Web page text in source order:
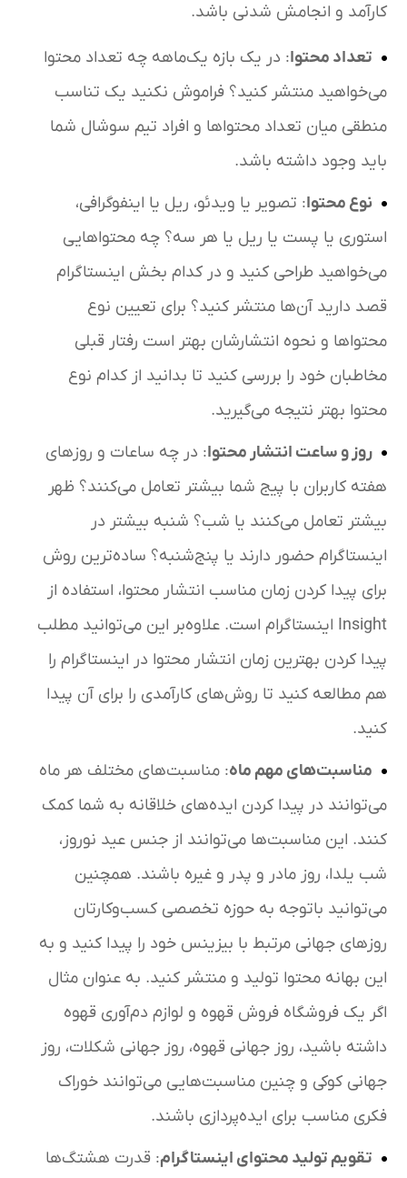
کارآمد و انجامش شدنی باشد.
تعداد محتوا: در یک بازه یک‌ماهه چه تعداد محتوا
می‌خواهید منتشر کنید؟ فراموش نکنید یک تناسب
منطقی میان تعداد محتواها و افراد تیم سوشال شما
باید وجود داشته باشد.
نوع محتوا: تصویر یا ویدئو، ریل یا اینفوگرافی،
استوری یا پست یا ریل یا هر سه؟ چه محتواهایی
می‌خواهید طراحی کنید و در کدام بخش اینستاگرام
قصد دارید آن‌ها منتشر کنید؟ برای تعیین نوع
محتواها و نحوه انتشارشان بهتر است رفتار قبلی
مخاطبان خود را بررسی کنید تا بدانید از کدام نوع
محتوا بهتر نتیجه می‌گیرید.
روز و ساعت انتشار محتوا: در چه ساعات و روزهای
هفته کاربران با پیج شما بیشتر تعامل می‌کنند؟ ظهر
بیشتر تعامل می‌کنند یا شب؟ شنبه بیشتر در
اینستاگرام حضور دارند یا پنج‌شنبه؟ ساده‌ترین روش
برای پیدا کردن زمان مناسب انتشار محتوا، استفاده از
Insight اینستاگرام است. علاوه‌بر این می‌توانید مطلب
پیدا کردن بهترین زمان انتشار محتوا در اینستاگرام را
هم مطالعه کنید تا روش‌های کارآمدی را برای آن پیدا
کنید.
مناسبت‌های مهم ماه: مناسبت‌های مختلف هر ماه
می‌توانند در پیدا کردن ایده‌های خلاقانه به شما کمک
کنند. این مناسبت‌ها می‌توانند از جنس عید نوروز،
شب یلدا، روز مادر و پدر و غیره باشند. همچنین
می‌توانید باتوجه به حوزه تخصصی کسب‌وکارتان
روزهای جهانی مرتبط با بیزینس خود را پیدا کنید و به
این بهانه محتوا تولید و منتشر کنید. به عنوان مثال
اگر یک فروشگاه فروش قهوه و لوازم دم‌آوری قهوه
داشته باشید، روز جهانی قهوه، روز جهانی شکلات، روز
جهانی کوکی و چنین مناسبت‌هایی می‌توانند خوراک
فکری مناسب برای ایده‌پردازی باشند.
تقویم تولید محتوای اینستاگرام: قدرت هشتگ‌ها